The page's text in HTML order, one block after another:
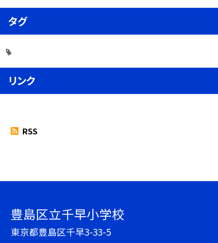
タグ
リンク
RSS
豊島区立千早小学校
東京都豊島区千早3-33-5